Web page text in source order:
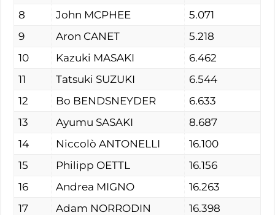
8
John MCPHEE
5.071
9
Aron CANET
5.218
10
Kazuki MASAKI
6.462
11
Tatsuki SUZUKI
6.544
12
Bo BENDSNEYDER
6.633
13
Ayumu SASAKI
8.687
14
Niccolò ANTONELLI
16.100
15
Philipp OETTL
16.156
16
Andrea MIGNO
16.263
17
Adam NORRODIN
16.398